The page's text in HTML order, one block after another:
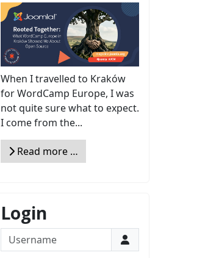
When I travelled to Kraków
for WordCamp Europe, I was
not quite sure what to expect.
I come from the...
Read more …
Login
Username